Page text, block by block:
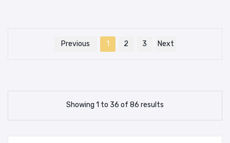
Previous 1 2 3 Next
Showing 1 to 36 of 86 results